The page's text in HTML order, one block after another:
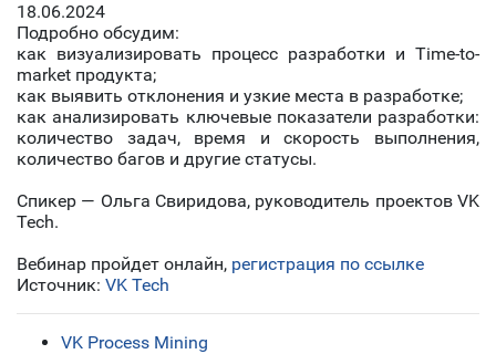
18.06.2024
Подробно обсудим:
как визуализировать процесс разработки и Time-to-
market продукта;
как выявить отклонения и узкие места в разработке;
как анализировать ключевые показатели разработки:
количество задач, время и скорость выполнения,
количество багов и другие статусы.
Спикер — Ольга Свиридова, руководитель проектов VK
Tech.
Вебинар пройдет онлайн, регистрация по ссылке
Источник: VK Tech
VK Process Mining